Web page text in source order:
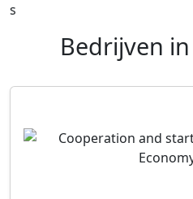
s
Bedrijven in